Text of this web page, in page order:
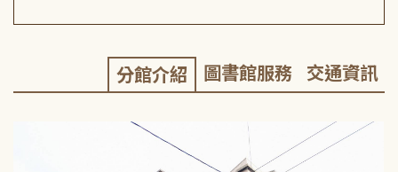
分館介紹 圖書館服務 交通資訊